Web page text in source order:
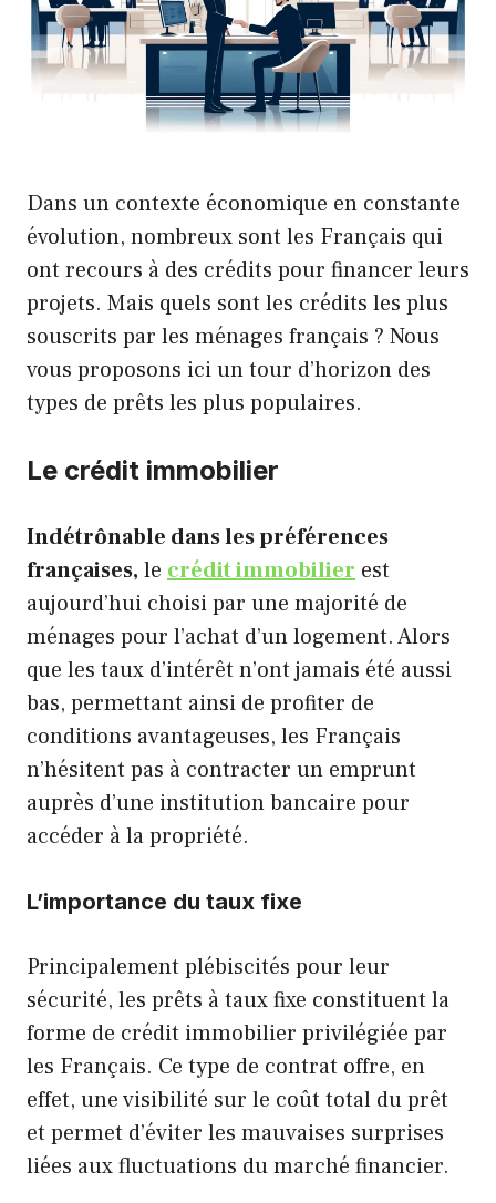
Dans un contexte économique en constante
évolution, nombreux sont les Français qui
ont recours à des crédits pour financer leurs
projets. Mais quels sont les crédits les plus
souscrits par les ménages français ? Nous
vous proposons ici un tour d’horizon des
types de prêts les plus populaires.
Le crédit immobilier
Indétrônable dans les préférences
françaises, le crédit immobilier est
aujourd’hui choisi par une majorité de
ménages pour l’achat d’un logement. Alors
que les taux d’intérêt n’ont jamais été aussi
bas, permettant ainsi de profiter de
conditions avantageuses, les Français
n’hésitent pas à contracter un emprunt
auprès d’une institution bancaire pour
accéder à la propriété.
L’importance du taux fixe
Principalement plébiscités pour leur
sécurité, les prêts à taux fixe constituent la
forme de crédit immobilier privilégiée par
les Français. Ce type de contrat offre, en
effet, une visibilité sur le coût total du prêt
et permet d’éviter les mauvaises surprises
liées aux fluctuations du marché financier.